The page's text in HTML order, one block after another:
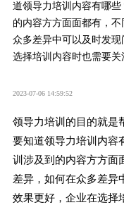
道领导力培训内容有哪
的内容方方面面都有，
众多差异中可以及时发
选择培训内容时也需要关
2023-07-06 14:59:52
领导力培训的目的就是
要知道领导力培训内容
训涉及到的内容方方面
差异，如何在众多差异
效果更好，企业在选择